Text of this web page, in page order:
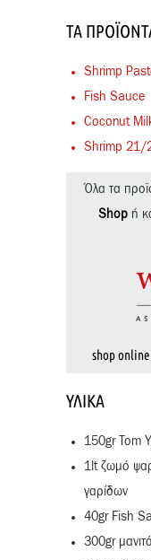
ΤΑ
Shrimp
Fish Sauce
Coconut
Shrimp 21/
Όλα τα
Shop ή
shop
ΥΛΙΚΆ
150gr Tom
1lt ζωμό
γαρίδων
40gr Fish
300gr